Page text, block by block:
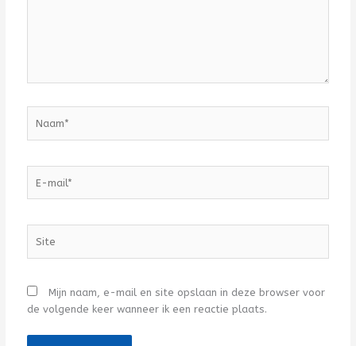
mail*
Mijn naam, e-mail en site opslaan in deze browser voor
de volgende keer wanneer ik een reactie plaats.